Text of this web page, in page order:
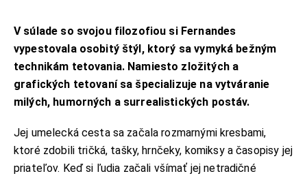
V súlade so svojou filozofiou si Fernandes
vypestovala osobitý štýl, ktorý sa vymyká bežným
technikám tetovania. Namiesto zložitých a
grafických tetovaní sa špecializuje na vytváranie
milých, humorných a surrealistických postáv.
Jej umelecká cesta sa začala rozmarnými kresbami,
ktoré zdobili tričká, tašky, hrnčeky, komiksy a časopisy jej
priateľov. Keď si ľudia začali všímať jej netradičné